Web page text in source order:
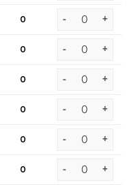
0 - +
0 - +
0 - +
0 - +
0 - +
0 - +